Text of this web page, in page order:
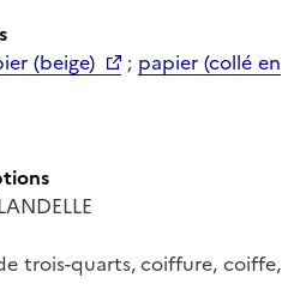
(beige) ; papier (collé en
trois-quarts, coiffure, coiffe,